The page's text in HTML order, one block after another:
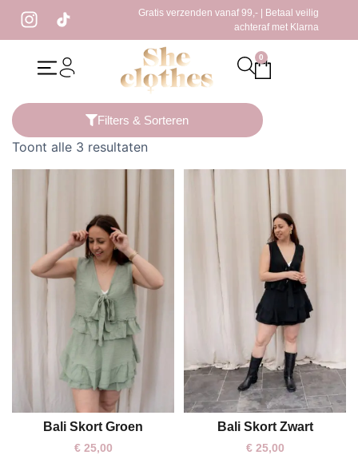
Gratis verzenden vanaf 99,- | Betaal veilig
achteraf met Klarna
0
/ Producten getagged “zwarte rok”
Filters & Sorteren
Toont alle 3 resultaten
One size
Bali Skort Groen
€25,00
One size
Bali Skort Zwart
€25,00